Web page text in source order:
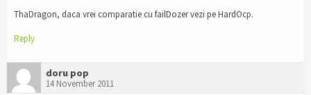
ThaDragon, daca vrei comparatie cu failDozer vezi pe HardOcp.
Reply
doru pop
14 November 2011